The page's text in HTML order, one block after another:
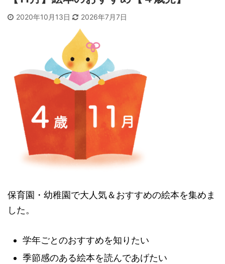
2020年10月13日 2026年7月7日
保育園・幼稚園で大人気＆おすすめの絵本を集めま
した。
学年ごとのおすすめを知りたい
季節感のある絵本を読んであげたい